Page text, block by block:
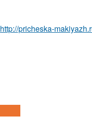
http://pricheska-